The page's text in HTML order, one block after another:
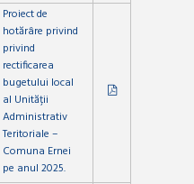
Proiect de
hotărâre privind
privind
rectificarea
bugetului local
al Unității
Administrativ
Teritoriale –
Comuna Ernei
pe anul 2025.